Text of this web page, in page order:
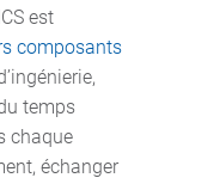
est
composants
temps
chaque
échanger